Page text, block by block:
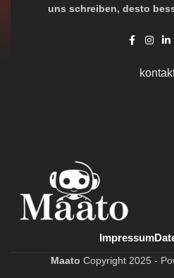
uns schreiben, desto
Impressum
Maato Copyright2025 -